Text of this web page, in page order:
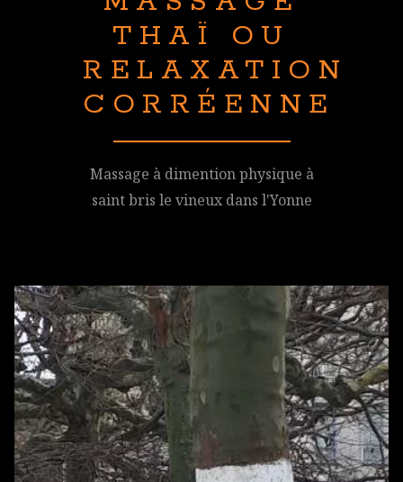
THAÏ OU
RELAXATION
CORRÉENNE
Massage à dimention physique à
saint bris le vineux dans l'Yonne